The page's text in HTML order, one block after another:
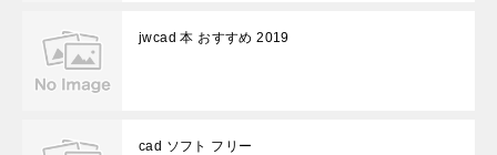
jwcad 本 おすすめ 2019
cad ソフト フリー